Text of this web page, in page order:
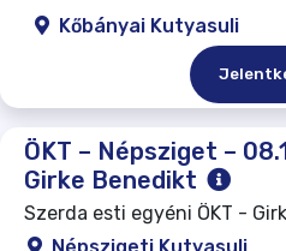
Kőbányai Kutyasuli
ÖKT – Népsziget –
Girke Benedikt
Szerda esti egyéni ÖKT -